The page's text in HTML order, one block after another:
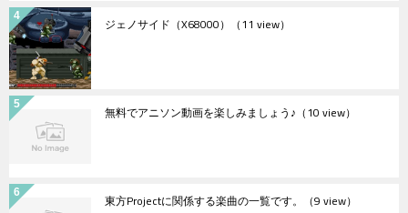
ジェノサイド（X68000） （11 view）
無料でアニソン動画を楽しみましょう♪ （10 view）
東方Projectに関係する楽曲の一覧です。 （9 view）